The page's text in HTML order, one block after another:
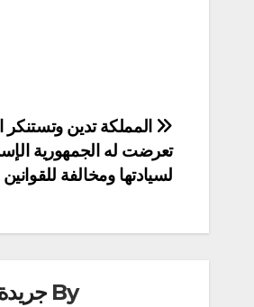
تصفّح
المقالات
المملكة تدين
تعرضت له الجمهورية
لسيادتها ومخالفة
By